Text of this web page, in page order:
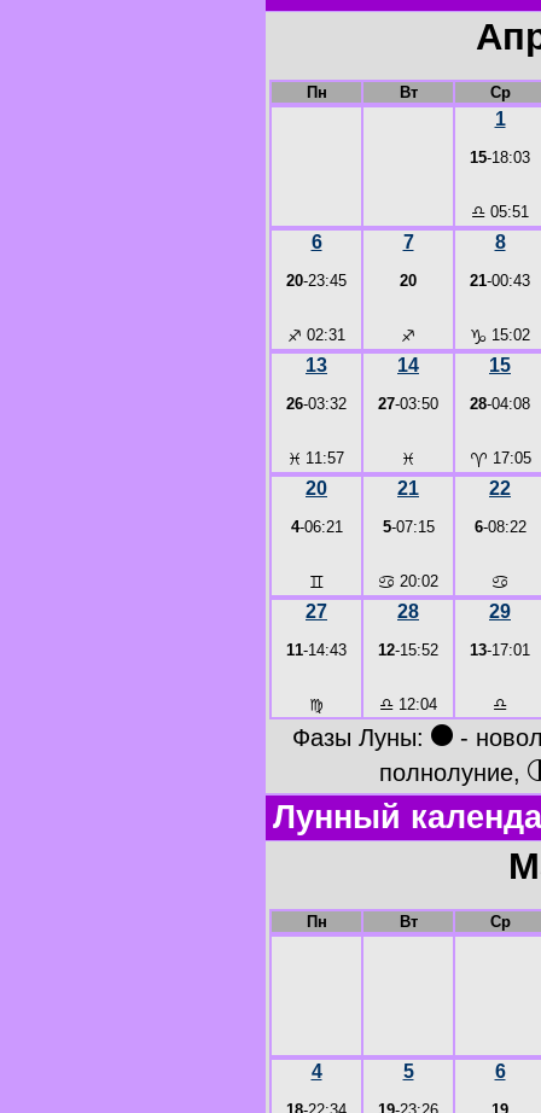
Пн Вт Ср
1
15-18:03
♎ 05:51
6
20-23:45
♐ 02:31
7
20
♐
8
21-00:43
♑ 15:02
13
26-03:32
♓ 11:57
14
27-03:50
♓
15
28-04:08
♈ 17:05
20
4-06:21
♊
21
5-07:15
♋ 20:02
22
6-08:22
♋
27
11-14:43
♍
28
12-15:52
♎ 12:04
29
13-17:01
♎
Фазы Луны: ● -
полнолуние,
Лунный
Пн Вт Ср
4 5 6